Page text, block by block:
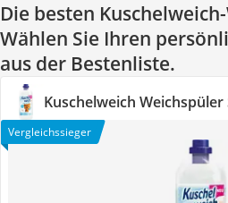
Die besten
Wählen Sie Ihren
aus der Bestenliste.
Kuschelweich
Vergleichssieger